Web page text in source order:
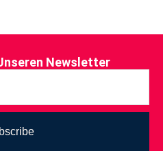
Newsletter